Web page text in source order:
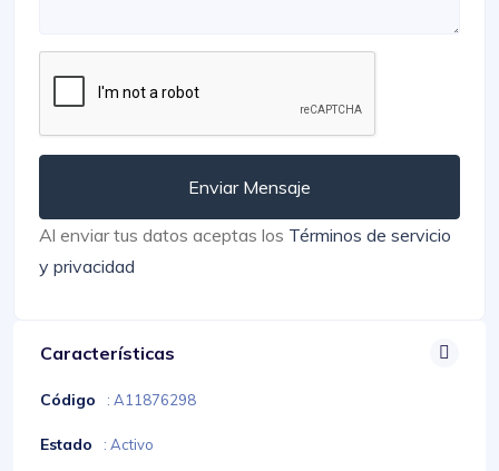
Enviar Mensaje
Al enviar tus datos aceptas los Términos de servicio
y privacidad
Características
Código : A11876298
Estado : Activo